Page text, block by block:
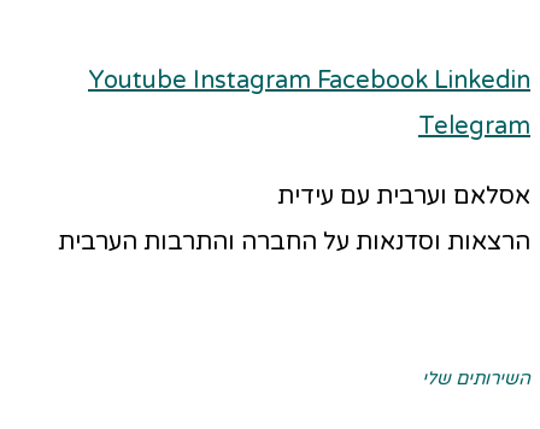
Youtube Instagram Facebook Linkedin
Telegram
אסלאם וערבית עם עידית
הרצאות וסדנאות על החברה והתרבות הערבית
השירותים שלי